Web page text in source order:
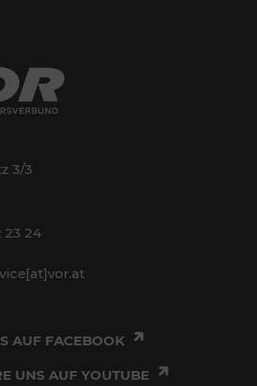
3/3
23 24
AUF FACEBOOK
UNS AUF YOUTUBE